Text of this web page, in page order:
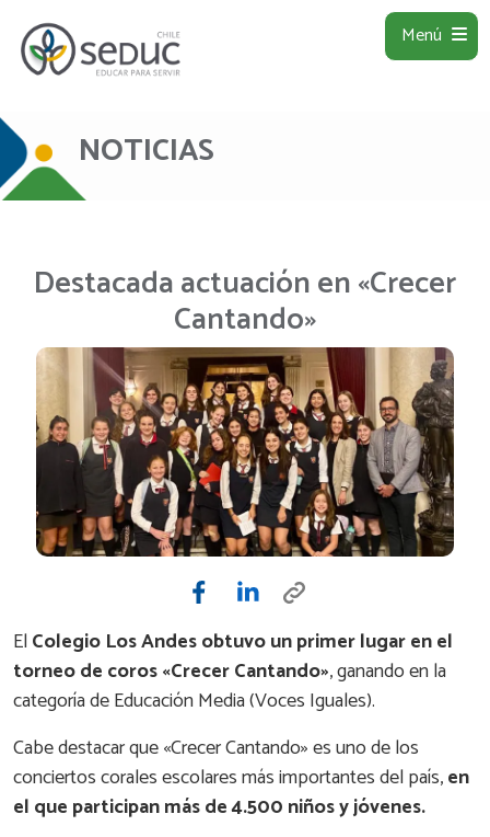
Menú
NOTICIAS
Destacada actuación en «Crecer
Cantando»
ElColegio Los Andes obtuvo un primer lugar en el
torneo de coros «Crecer Cantando», ganando en la
categoría de Educación Media (Voces Iguales).
Cabe destacar que «Crecer Cantando» es uno de los
conciertos corales escolares más importantes del país,en
el que participan más de 4.500 niños y jóvenes.